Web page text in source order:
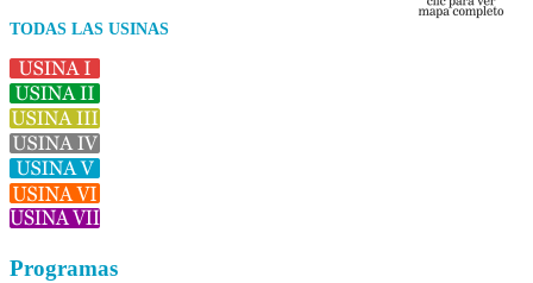
TODAS LAS USINAS
Programas